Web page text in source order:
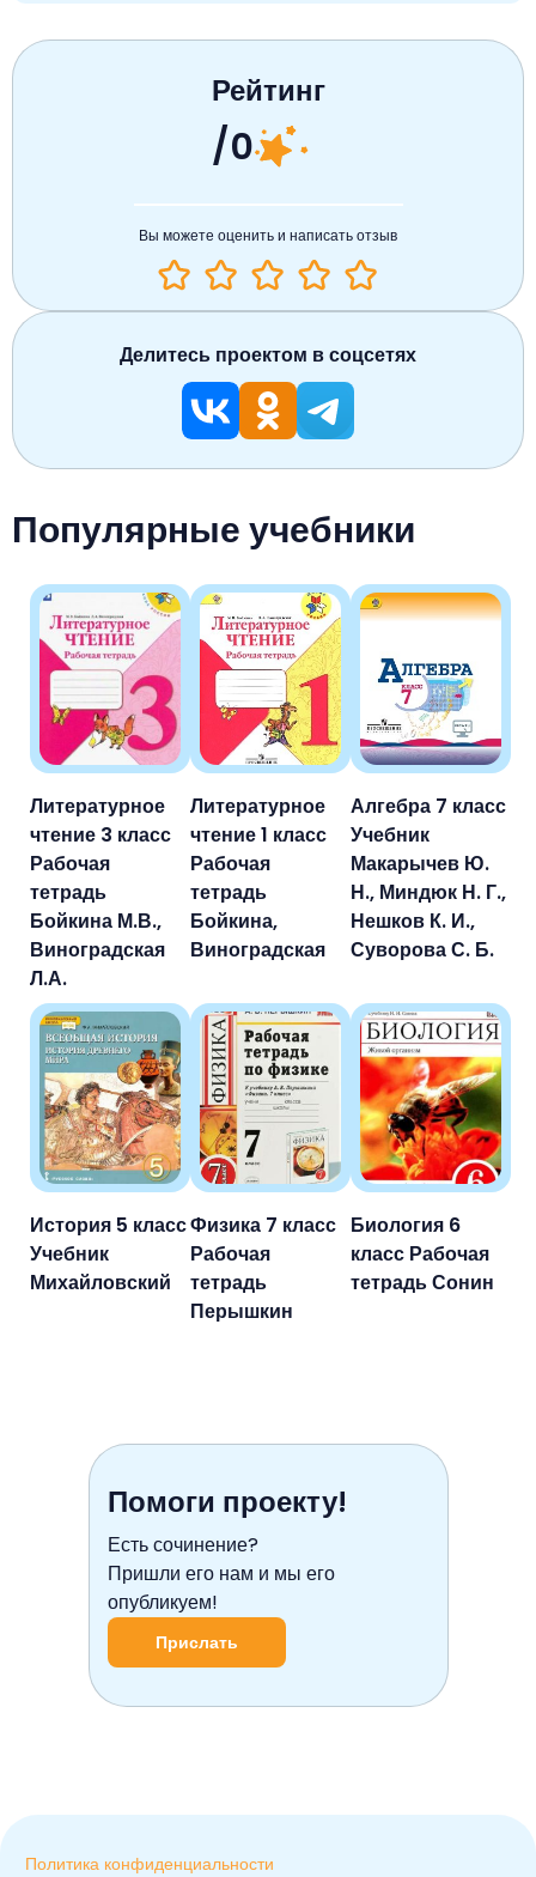
Популярные учебники
Литературное
чтение 3 класс
Рабочая
тетрадь
Бойкина М.В.,
Виноградская
Л.А.
Литературное
чтение 1 класс
Рабочая
тетрадь
Бойкина,
Виноградская
Алгебра 7 класс
Учебник
Макарычев Ю.
Н., Миндюк Н. Г.,
Нешков К. И.,
Суворова С. Б.
История 5 класс
Учебник
Михайловский
Физика 7 класс
Рабочая
тетрадь
Перышкин
Биология 6
класс Рабочая
тетрадь Сонин
Рейтинг
/0
Вы можете оценить и написать отзыв
Делитесь проектом в соцсетях
Помоги проекту!
Есть сочинение?
Пришли его нам и мы его
опубликуем!
Прислать
Политика конфиденциальности